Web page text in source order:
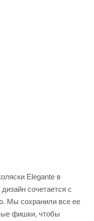
Elegante в
сочетается с
Мы сохранили все ее
фишки, чтобы